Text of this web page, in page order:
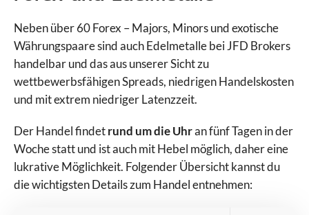
Neben über 60 Forex – Majors, Minors und exotische
Währungspaare sind auch Edelmetalle bei JFD Brokers
handelbar und das aus unserer Sicht zu
wettbewerbsfähigen Spreads, niedrigen Handelskosten
und mit extrem niedriger Latenzzeit.
Der Handel findetrund um die Uhran fünf Tagen in der
Woche statt und ist auch mit Hebel möglich, daher eine
lukrative Möglichkeit. Folgender Übersicht kannst du
die wichtigsten Details zum Handel entnehmen: